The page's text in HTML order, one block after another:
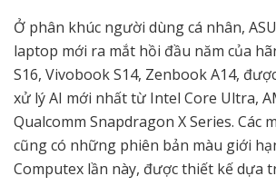
Ở phân khúc người dùng cá nhân,
laptop mới ra mắt hồi đầu năm của
S16, Vivobook S14, Zenbook A14,
xử lý AI mới nhất từ Intel Core Ultra,
Qualcomm Snapdragon X Series. Các
cũng có những phiên bản màu giới
Computex lần này, được thiết kế dựa